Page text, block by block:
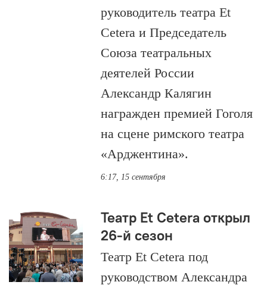
руководитель театра Et
Cetera и Председатель
Союза театральных
деятелей России
Александр Калягин
награжден премией Гоголя
на сцене римского театра
«Арджентина».
6:17, 15 сентября
Театр Et Cetera открыл
26-й сезон
Театр Et Cetera под
руководством Александра